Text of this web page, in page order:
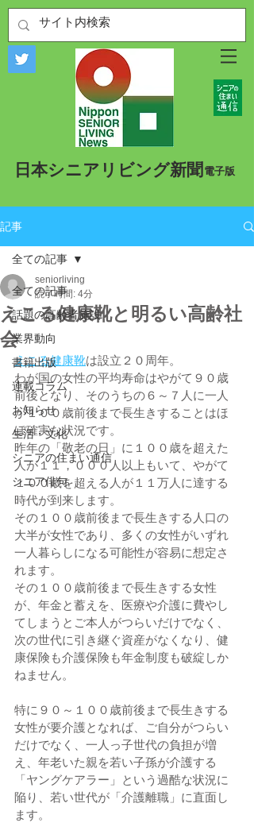
​日本シニアリビング新聞 ​電子版
記事
全ての記事
話題の高齢者施設
業界動向
書籍出版
連載コラム
お知らせ
生活・文化
シニアの住まい通信
シニア俳句
全ての記事
えこる健康靴と明るい高齢社
会
seniorliving
読了時間: 4分
えこる健康靴は設立２０周年。
わが国の女性の平均寿命はやがて９０歳
前後となり、そのうちの６～７人に一人
が１００歳前後まで長生きすることはほ
ぼ確実な状況です。
昨年の「敬老の日」に１００歳を超えた
人が１１，０００人以上もいて、やがて
１００歳を超える人が１１万人に達する
時代が到来します。
その１００歳前後まで長生きする人口の
大半が女性であり、多くの女性がいずれ
一人暮らしになる可能性が容易に想定さ
れます。
その１００歳前後まで長生きする女性
が、年金と蓄えを、医療や介護に費やし
てしまうとご本人がつらいだけでなく、
次の世代に引き継ぐ資産がなくなり、健
康保険も介護保険も年金制度も破綻しか
ねません。
特に９０～１００歳前後まで長生きする
女性が要介護となれば、ご自分がつらい
だけでなく、一人っ子世代の負担が増
え、年老いた親を若い子孫が介護する
「ヤングケアラー」という過酷な状況に
陥り、若い世代が「介護離職」に直面し
ます。